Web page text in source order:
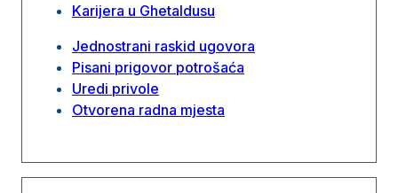
Karijera u Ghetaldusu
Jednostrani raskid ugovora
Pisani prigovor potrošaća
Uredi privole
Otvorena radna mjesta